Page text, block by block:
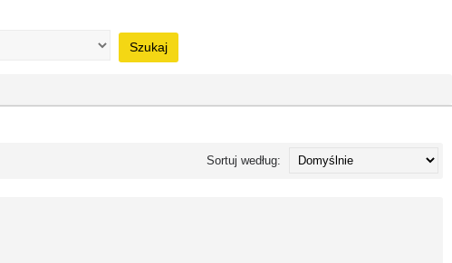
Szukaj
Sortuj według: